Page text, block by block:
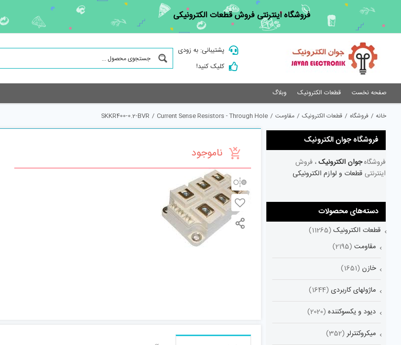
content
فروشگاه اینترنتی فروش قطعات الکترونیکی
پشتیبانی: به زودی
کلیک کنید!
صفحه نخست قطعات الکترونیک وبلاگ
خانه / فروشگاه / قطعات الکترونیک / مقاومت /
Current Sense Resistors - Through Hole
/
SKKR400-0.2-BVR
ناموجود
فروشگاه جوان الکترونیک
فروشگاهجوان الکترونیک ، فروش
اینترنتی قطعات و لوازم الکترونیکی
دسته‌های محصولات
قطعات الکترونیک (11265)
مقاومت (2195)
خازن (1651)
ماژولهای کاربردی (1644)
دیود و یکسوکننده (2020)
میکروکنترلر (352)